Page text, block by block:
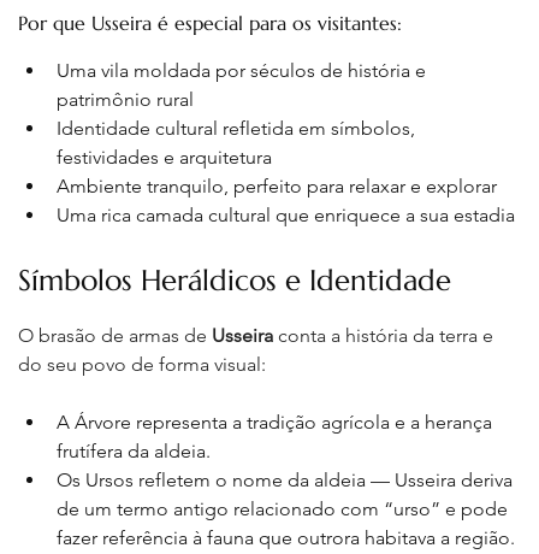
Por que Usseira é especial para os visitantes:
Uma vila moldada por séculos de história e
patrimônio rural
Identidade cultural refletida em símbolos,
festividades e arquitetura
Ambiente tranquilo, perfeito para relaxar e explorar
Uma rica camada cultural que enriquece a sua estadia
Símbolos Heráldicos e Identidade
O brasão de armas de Usseira conta a história da terra e
do seu povo de forma visual:
A Árvore representa a tradição agrícola e a herança
frutífera da aldeia.
Os Ursos refletem o nome da aldeia — Usseira deriva
de um termo antigo relacionado com “urso” e pode
fazer referência à fauna que outrora habitava a região.